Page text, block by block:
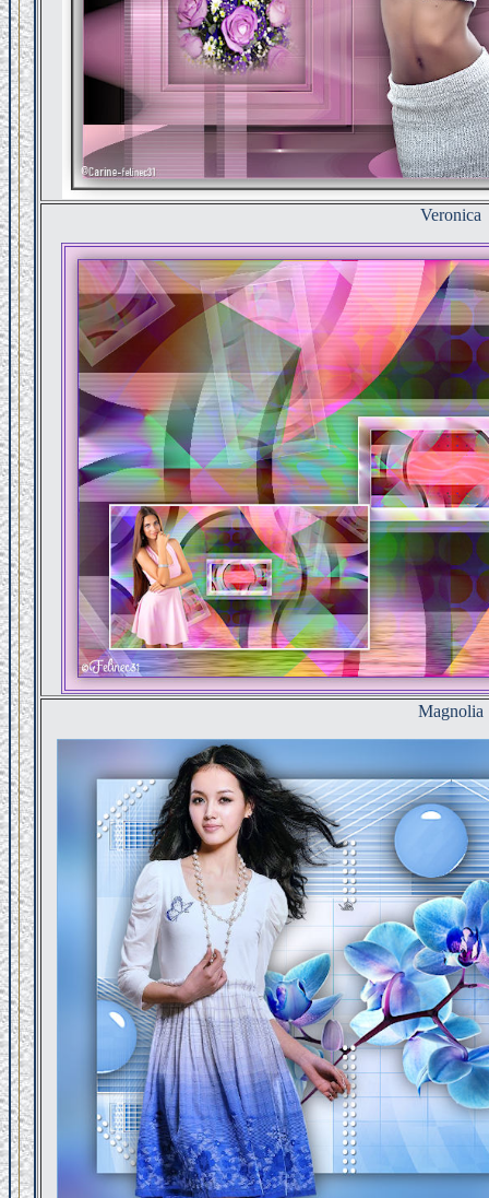
Veronica
Magnolia